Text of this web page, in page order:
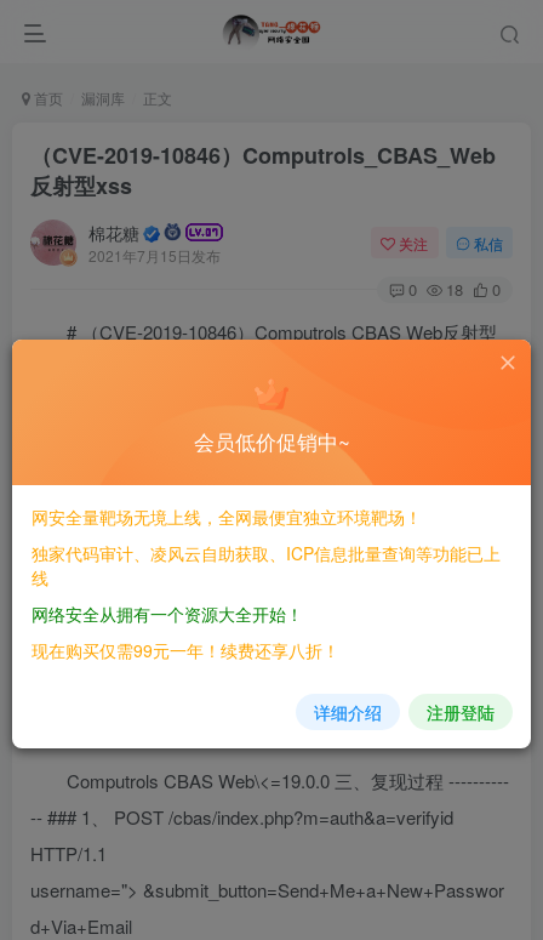
首页 漏洞库 正文
（CVE-2019-10846）Computrols_CBAS_Web
反射型xss
棉花糖
2021年7月15日发布
关注 私信
0 18 0
# （CVE-2019-10846）Computrols CBAS Web反射型
一、漏洞简介
————
宇自动化系统
Computrols CBAS Web\<=19.0.0 三、复现过程 ----------
-- ### 1、 POST /cbas/index.php?m=auth&a=verifyid
HTTP/1.1
username="> &submit_button=Send+Me+a+New+Passwor
d+Via+Email
会员低价促销中~
网安全量靶场无境上线，全网最便宜独立环境靶场！
独家代码审计、凌风云自助获取、ICP信息批量查询等功能已上
线
网络安全从拥有一个资源大全开始！
现在购买仅需99元一年！续费还享八折！
详细介绍 注册登陆